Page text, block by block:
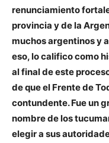
renunciamiento
provincia y de la
muchos argentinos y
eso, lo califico como
al final de este
de que el Frente de
contundente. Fue un
nombre de los
elegir a sus